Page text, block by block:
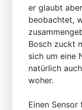
er glaubt
beobachtet,
Bosch zuckt
sich um eine
natürlich
woher.
Einen